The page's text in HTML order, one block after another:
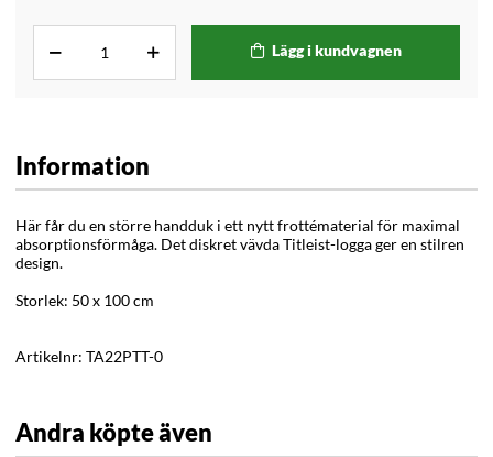
Lägg i kundvagnen
Information
Här får du en större handduk i ett nytt frottématerial för maximal
absorptionsförmåga. Det diskret vävda Titleist-logga ger en stilren
design.
Storlek: 50 x 100 cm
Artikelnr: TA22PTT-0
Andra köpte även